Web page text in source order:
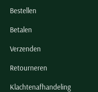
Bestellen
Betalen
Verzenden
Retourneren
Klachtenafhandeling